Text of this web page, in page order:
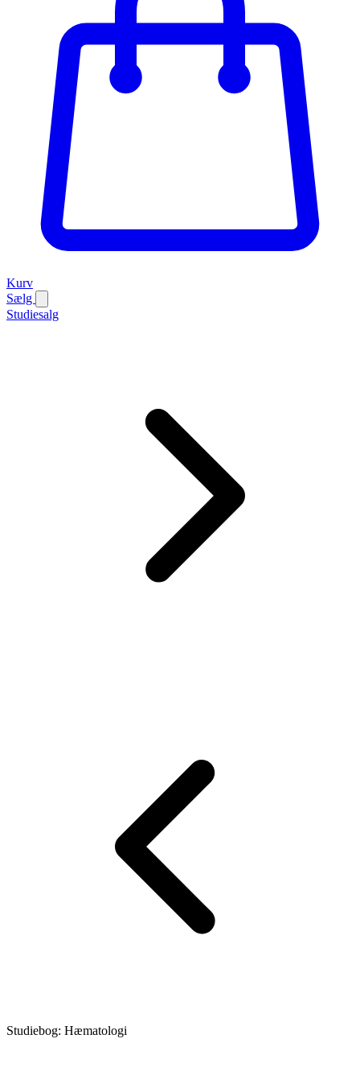
Kurv
Sælg
Studiesalg
Studiebog: Hæmatologi